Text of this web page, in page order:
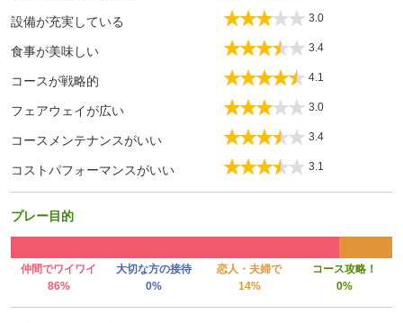
設備が充実している 3.0
食事が美味しい 3.4
コースが戦略的 4.1
フェアウェイが広い 3.0
コースメンテナンスがいい 3.4
コストパフォーマンスがいい 3.1
プレー目的
仲間でワイワイ 大切な方の接待 恋人・夫婦で
コース攻略！
86%
0% 14% 0%